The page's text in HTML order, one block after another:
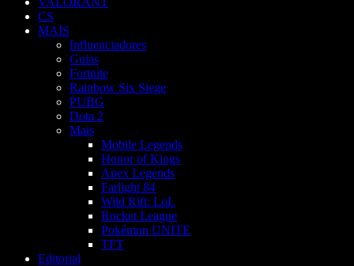
CS
MAIS
Influenciadores
Guias
Fortnite
Rainbow Six Siege
PUBG
Dota 2
Mais
Mobile Legends
Honor of Kings
Apex Legends
Farlight 84
Wild Rift: LoL
Rocket League
Pokémon UNITE
TFT
Editorial